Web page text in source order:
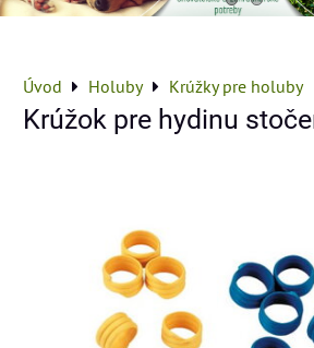
Úvod Holuby Krúžky pre holuby
Krúžok pre hydinu